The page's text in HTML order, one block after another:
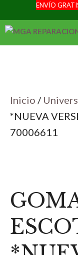
al
ENVÍO
Inicio /
*NUEVA
70006611